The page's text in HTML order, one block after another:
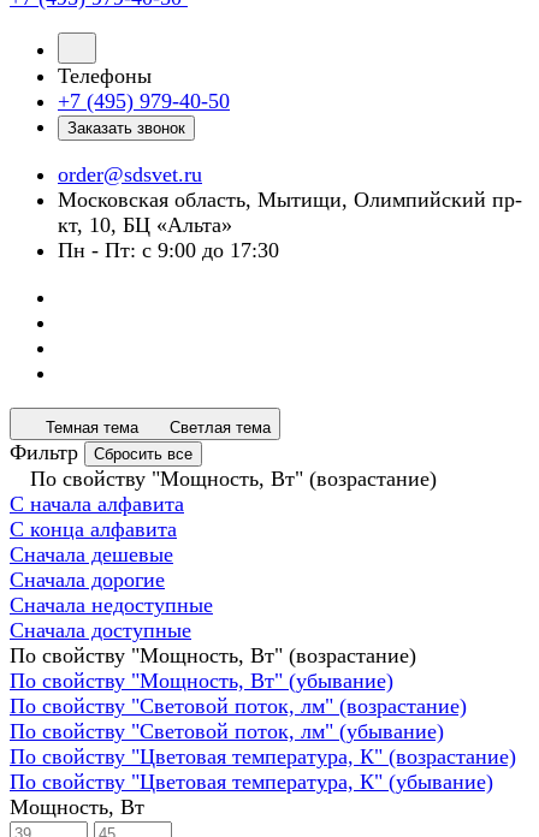
Телефоны
+7 (495) 979-40-50
Заказать звонок
order@sdsvet.ru
Московская область, Мытищи, Олимпийский пр-
кт, 10, БЦ «Альта»
Пн - Пт: с 9:00 до 17:30
Темная тема Светлая тема
Фильтр Сбросить все
По свойству "Мощность, Вт" (возрастание)
С начала алфавита
С конца алфавита
Сначала дешевые
Сначала дорогие
Сначала недоступные
Сначала доступные
По свойству "Мощность, Вт" (возрастание)
По свойству "Мощность, Вт" (убывание)
По свойству "Световой поток, лм" (возрастание)
По свойству "Световой поток, лм" (убывание)
По свойству "Цветовая температура, К" (возрастание)
По свойству "Цветовая температура, К" (убывание)
Мощность, Вт